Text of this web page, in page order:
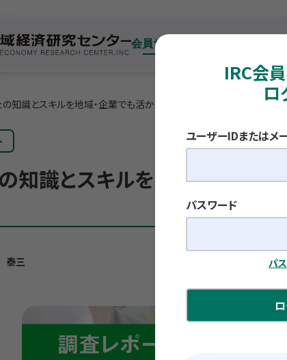
IRC会
ロ
ユーザーIDまたはメ
パスワード
パ
知識とスキルを地域・企業でも活かそう
知識とスキルを地域・企業で
三